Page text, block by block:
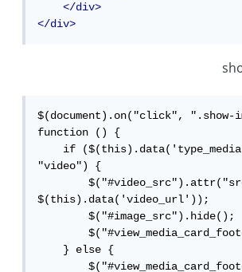
</div>
</div>
$(document).on("click", ".show-
function () {
    if ($(this).data('type_media') ===
"video") {
        $("#video_src").attr("src",
$(this).data('video_url'));
        $("#image_src").hide();
        $("#view_media_card_footer").show();
    } else {
        $("#view_media_card_footer").hide();